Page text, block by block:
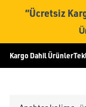
“Ücretsiz
Kargo Dahil Ürünler